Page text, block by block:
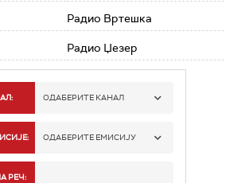
Радио Вртешка
Радио Џезер
ОДАБЕРИТЕ КАНАЛ
РАДИО БЕОГРАД 1
ОДАБЕРИТЕ ЕМИСИЈУ
РЕЧ: